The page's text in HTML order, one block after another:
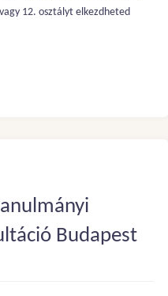
12. osztályt elkezdheted
Budapest